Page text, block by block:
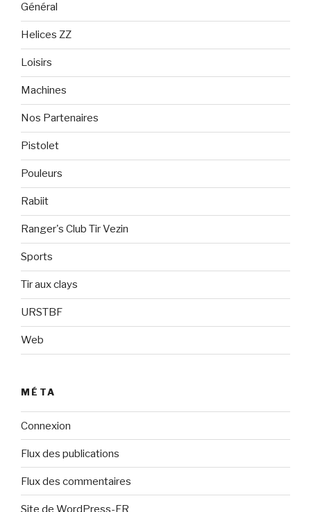
Général
Helices ZZ
Loisirs
Machines
Nos Partenaires
Pistolet
Pouleurs
Rabiit
Ranger's Club Tir Vezin
Sports
Tir aux clays
URSTBF
Web
MÉTA
Connexion
Flux des publications
Flux des commentaires
Site de WordPress-FR